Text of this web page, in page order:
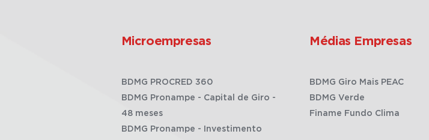
Microempresas
BDMG PROCRED 360
BDMG Pronampe - Capital de Giro -
48 meses
BDMG Pronampe - Investimento
Médias Empresas
BDMG Giro Mais PEAC
BDMG Verde
Finame Fundo Clima